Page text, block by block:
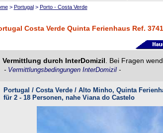
> Portugal> Porto - Costa Verde
Costa Verde Quinta Ferienhaus Ref.
Vermittlung durch InterDomizil . Bei Fragen
- Vermittlungsbedingungen InterDomizil -
Portugal / Costa Verde / Alto Minho, Quinta
für 2 - 18 Personen, nahe Viana do Castelo